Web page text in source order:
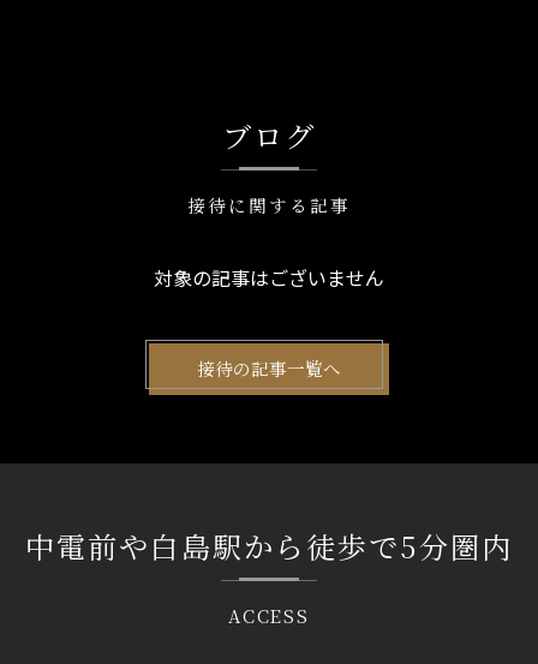
ブログ
接待に関する記事
対象の記事はございません
接待の記事一覧へ
中電前や白島駅から徒歩で5分圏内
ACCESS